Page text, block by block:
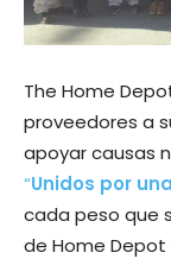
The Home
proveedores a
apoyar causas
“Unidos por
cada peso que
de Home Depot